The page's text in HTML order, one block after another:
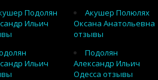
Подолян
Ильич
Акушер Полюлях
Оксана Анатольевна
отзывы
Ильич
Подолян
Александр Ильич
Одесса отзывы